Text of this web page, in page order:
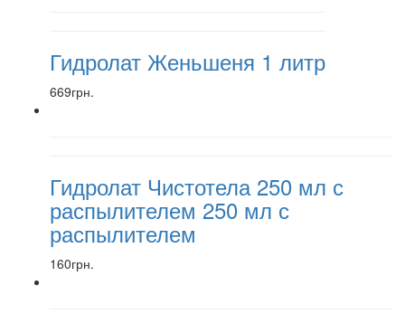
Гидролат Женьшеня 1 литр
669грн.
Гидролат Чистотела 250 мл с
распылителем 250 мл с
распылителем
160грн.